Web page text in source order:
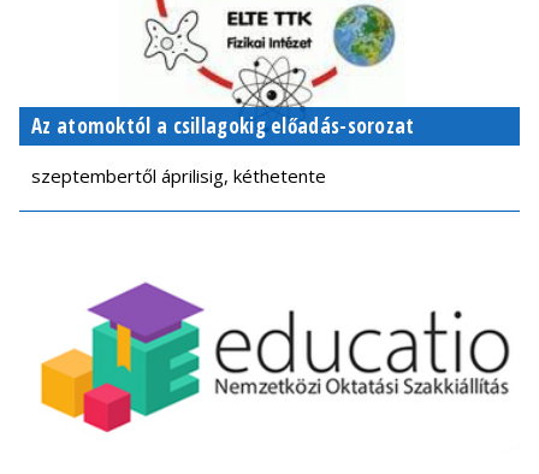
Az atomoktól a csillagokig előadás-sorozat
szeptembertől áprilisig, kéthetente